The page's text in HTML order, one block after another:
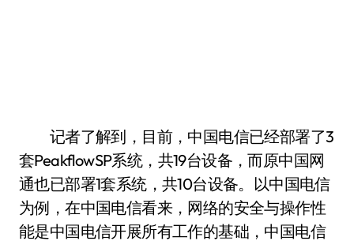
记者了解到，目前，中国电信已经部署了3
套PeakflowSP系统，共19台设备，而原中国网
通也已部署1套系统，共10台设备。以中国电信
为例，在中国电信看来，网络的安全与操作性
能是中国电信开展所有工作的基础，中国电信